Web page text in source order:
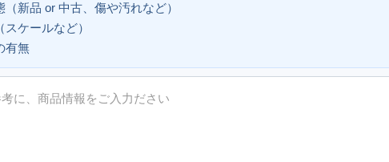
（新品 or 中古、傷や汚れなど）
ケールなど）
有無